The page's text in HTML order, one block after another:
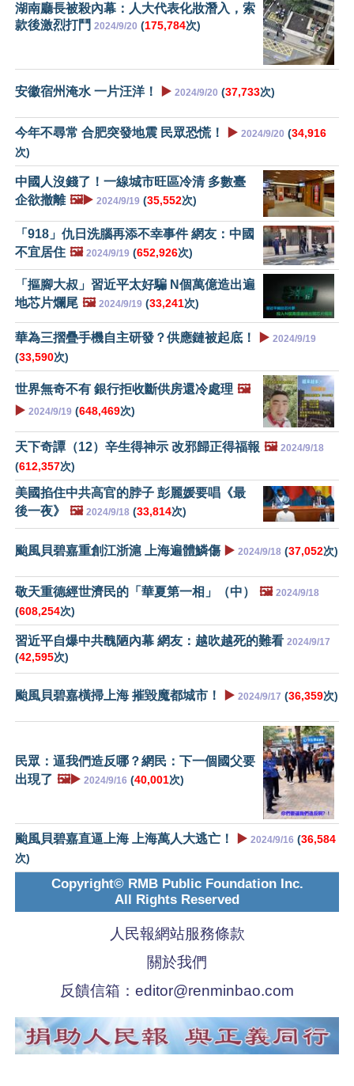
湖南廳長被殺內幕：人大代表化妝潛入，索
款後激烈打鬥 2024/9/20 (175,784次)
安徽宿州淹水 一片汪洋！ ▶️ 2024/9/20 (37,733次)
今年不尋常 合肥突發地震 民眾恐慌！ ▶️ 2024/9/20 (34,916
次)
中國人沒錢了！一線城市旺區冷清 多數臺
企欲撤離 🖼️▶️ 2024/9/19 (35,552次)
「918」仇日洗腦再添不幸事件 網友：中國
不宜居住 🖼️ 2024/9/19 (652,926次)
「摳腳大叔」習近平太好騙 N個萬億造出遍
地芯片爛尾 🖼️ 2024/9/19 (33,241次)
華為三摺疊手機自主研發？供應鏈被起底！ ▶️ 2024/9/19
(33,590次)
世界無奇不有 銀行拒收斷供房還冷處理 🖼️
▶️ 2024/9/19 (648,469次)
天下奇譚（12）辛生得神示 改邪歸正得福報 🖼️ 2024/9/18
(612,357次)
美國掐住中共高官的脖子 彭麗媛要唱《最
後一夜》
🖼️ 2024/9/18 (33,814次)
颱風貝碧嘉重創江浙滬 上海遍體鱗傷 ▶️ 2024/9/18 (37,052次)
敬天重德經世濟民的「華夏第一相」（中） 🖼️ 2024/9/18
(608,254次)
習近平自爆中共醜陋內幕 網友：越吹越死的難看 2024/9/17
(42,595次)
颱風貝碧嘉橫掃上海 摧毀魔都城市！ ▶️ 2024/9/17 (36,359次)
民眾：逼我們造反哪？網民：下一個國父要
出現了 🖼️▶️ 2024/9/16 (40,001次)
颱風貝碧嘉直逼上海 上海萬人大逃亡！ ▶️ 2024/9/16 (36,584
次)
Copyright© RMB Public Foundation Inc.
All Rights Reserved
人民報網站服務條款
關於我們
反饋信箱： editor@renminbao.com